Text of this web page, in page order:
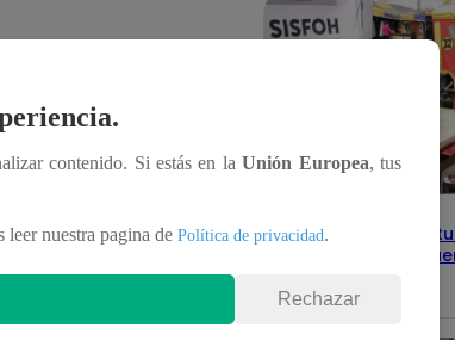
inéditos y
Revisa con tu DNI si
como pobre, de
Te ayudo
contenido. Si estás en laUnión Europea, tus
leer nuestra pagina de Política de privacidad.
Rechazar